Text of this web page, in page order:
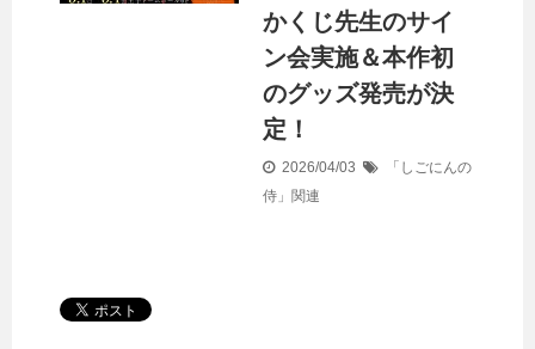
かくじ先生のサイ
ン会実施＆本作初
のグッズ発売が決
定！
2026/04/03
「しごにんの
侍」関連